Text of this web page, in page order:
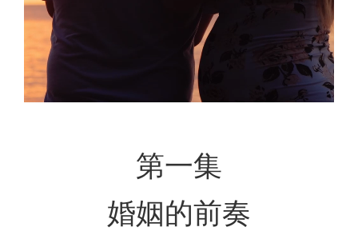
第一集
婚姻的前奏